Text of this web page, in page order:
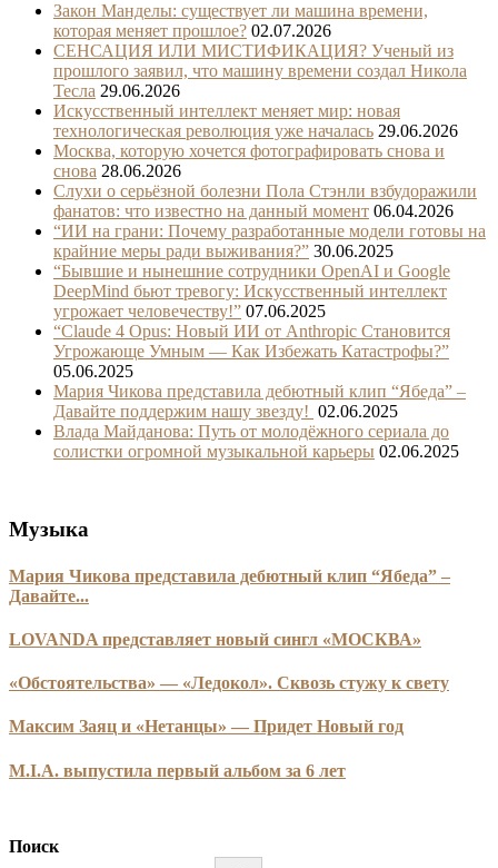
Закон Манделы: существует ли машина времени,
которая меняет прошлое? 02.07.2026
СЕНСАЦИЯ ИЛИ МИСТИФИКАЦИЯ? Ученый из
прошлого заявил, что машину времени создал Никола
Тесла 29.06.2026
Искусственный интеллект меняет мир: новая
технологическая революция уже началась 29.06.2026
Москва, которую хочется фотографировать снова и
снова 28.06.2026
Слухи о серьёзной болезни Пола Стэнли взбудоражили
фанатов: что известно на данный момент 06.04.2026
“ИИ на грани: Почему разработанные модели готовы на
крайние меры ради выживания?” 30.06.2025
“Бывшие и нынешние сотрудники OpenAI и Google
DeepMind бьют тревогу: Искусственный интеллект
угрожает человечеству!” 07.06.2025
“Claude 4 Opus: Новый ИИ от Anthropic Становится
Угрожающе Умным — Как Избежать Катастрофы?”
05.06.2025
Мария Чикова представила дебютный клип “Ябеда” –
Давайте поддержим нашу звезду! 02.06.2025
Влада Майданова: Путь от молодёжного сериала до
солистки огромной музыкальной карьеры 02.06.2025
Музыка
Мария Чикова представила дебютный клип “Ябеда” –
Давайте...
LOVANDA представляет новый сингл «МОСКВА»
«Обстоятельства» — «Ледокол». Сквозь стужу к свету
Максим Заяц и «Нетанцы» — Придет Новый год
M.I.A. выпустила первый альбом за 6 лет
Поиск